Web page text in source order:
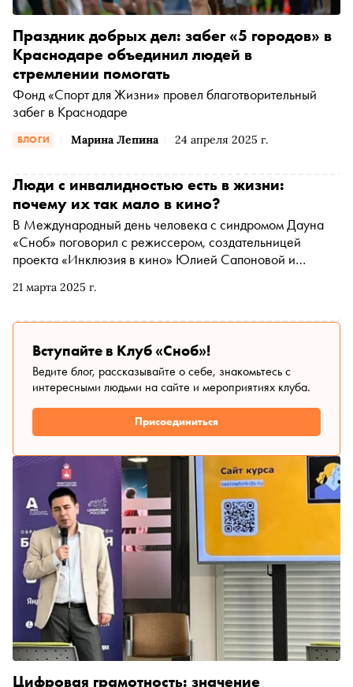
БЛОГИ Марина Лепина 24 апреля 2025 г.
Праздник добрых дел: забег «5 городов» в
Краснодаре объединил людей в
стремлении помогать
Фонд «Спорт для Жизни» провел благотворительный
забег в Краснодаре
21 марта 2025 г.
Люди с инвалидностью есть в жизни:
почему их так мало в кино?
В Международный день человека с синдромом Дауна
«Сноб» поговорил с режиссером, создательницей
проекта «Инклюзия в кино» Юлией Сапоновой и
актеры с синдромом Дауна дублировали французский
играли на сцене «Современника» и стали героями
нового пластического фильма. А еще объяснили, почему
честное присутствие таких актеров в кадре делает кино
сильнее — и для зрителя, и для индустрии
Вступайте в Клуб «Сноб»!
Ведите блог, рассказывайте о себе, знакомьтесь с
интересными людьми на сайте и мероприятиях клуба.
Присоединиться
Цифровая грамотность: значение